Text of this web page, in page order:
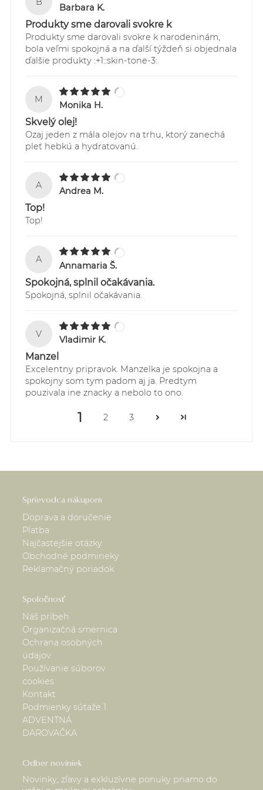
prostredníctvom webstránky:
https://online.gls-slovakia.sk/index.php
Barbara K.
Produkty sme darovali svokre k
Produkty sme darovali svokre k narodeninám,
bola veľmi spokojná a na ďalší týždeň si objednala
ďalšie produkty :+1::skin-tone-3:
M
Monika H.
Skvelý olej!
Ozaj jeden z mála olejov na trhu, ktorý zanechá
pleť hebkú a hydratovanú.
A
Andrea M.
Top!
Top!
A
Annamaria Š.
Spokojná, splnil očakávania.
Spokojná, splnil očakávania.
V
Vladimir K.
Manzel
Excelentny pripravok. Manzelka je spokojna a
spokojny som tym padom aj ja. Predtym
pouzivala ine znacky a nebolo to ono.
1 2 3
Sprievodca nákupom
Doprava a doručenie
Platba
Najčastejšie otázky
Obchodné podmineky
Reklamačný poriadok
Spoločnosť
Náš príbeh
Organizačná smernica
Ochrana osobných
údajov
Používanie súborov
cookies
Kontakt
Podmienky súťaže 1.
ADVENTNÁ
DAROVAČKA
Odber noviniek
Novinky, zľavy a exkluzívne ponuky priamo do